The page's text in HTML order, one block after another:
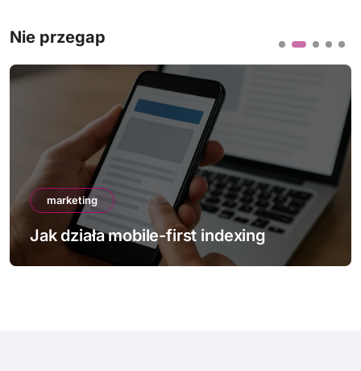
Nie przegap
marketing
Jak działa mobile-first indexing